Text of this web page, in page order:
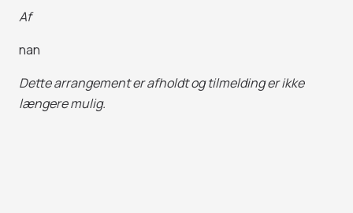
Af
nan
Dette arrangement er afholdt og tilmelding er ikke
længere mulig.